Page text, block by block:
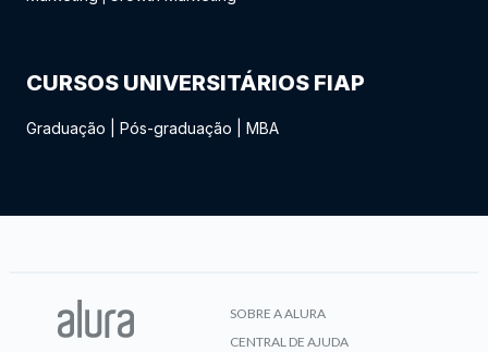
CURSOS UNIVERSITÁRIOS FIAP
Graduação Pós-graduação MBA
SOBRE A ALURA
CENTRAL DE AJUDA